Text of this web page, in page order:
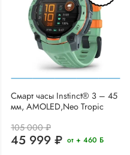
Смарт часы Instinct® 3 – 45
мм, AMOLED,Neo Tropic
105 000 ₽
45 999 ₽ от + 460 Б